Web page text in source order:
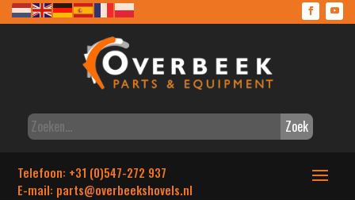
Zoek
Telefoon: +31 (0)547-272 937
E-mail: parts@overbeekshovels.nl